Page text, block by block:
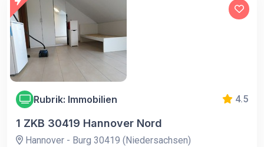
Rubrik: Immobilien 4.5
1 ZKB 30419 Hannover Nord
Hannover - Burg 30419 (Niedersachsen)